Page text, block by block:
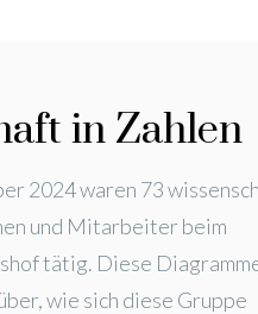
in Zahlen
2024 waren 73
und Mitarbeiter beim
tätig. Diese
wie sich diese Gruppe